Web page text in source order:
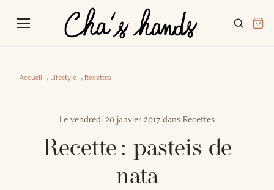
Accueil→Lifestyle→Recettes
Le vendredi 20 janvier 2017 dans Recettes
Recette : pasteis de
nata